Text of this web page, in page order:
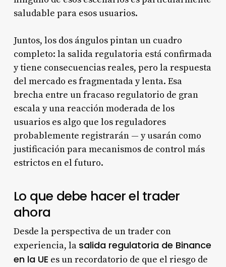
saludable para esos usuarios.
Juntos, los dos ángulos pintan un cuadro
completo: la salida regulatoria está confirmada
y tiene consecuencias reales, pero la respuesta
del mercado es fragmentada y lenta. Esa
brecha entre un fracaso regulatorio de gran
escala y una reacción moderada de los
usuarios es algo que los reguladores
probablemente registrarán — y usarán como
justificación para mecanismos de control más
estrictos en el futuro.
Lo que debe hacer el trader
ahora
Desde la perspectiva de un trader con
experiencia, la salida regulatoria de Binance
en la UE es un recordatorio de que el riesgo de